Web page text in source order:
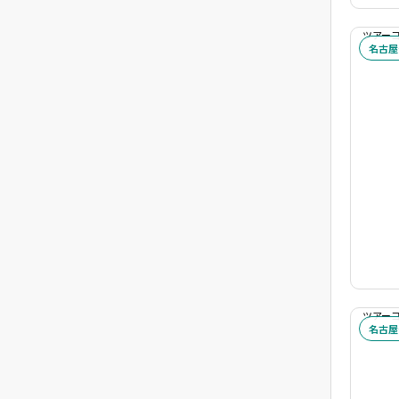
名古
ツアー
名古
ツアー